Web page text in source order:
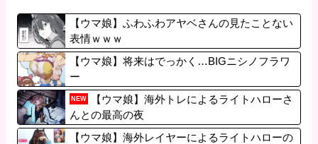
【ウマ娘】ふわふわアヤベさんの見たことない
表情ｗｗｗ
【ウマ娘】将来はでっかく…BIGニシノフラワ
ー
NEW
【ウマ娘】海外トレによるライトハローさ
んとの最高の夜
【ウマ娘】海外レイヤーによるライトハローの